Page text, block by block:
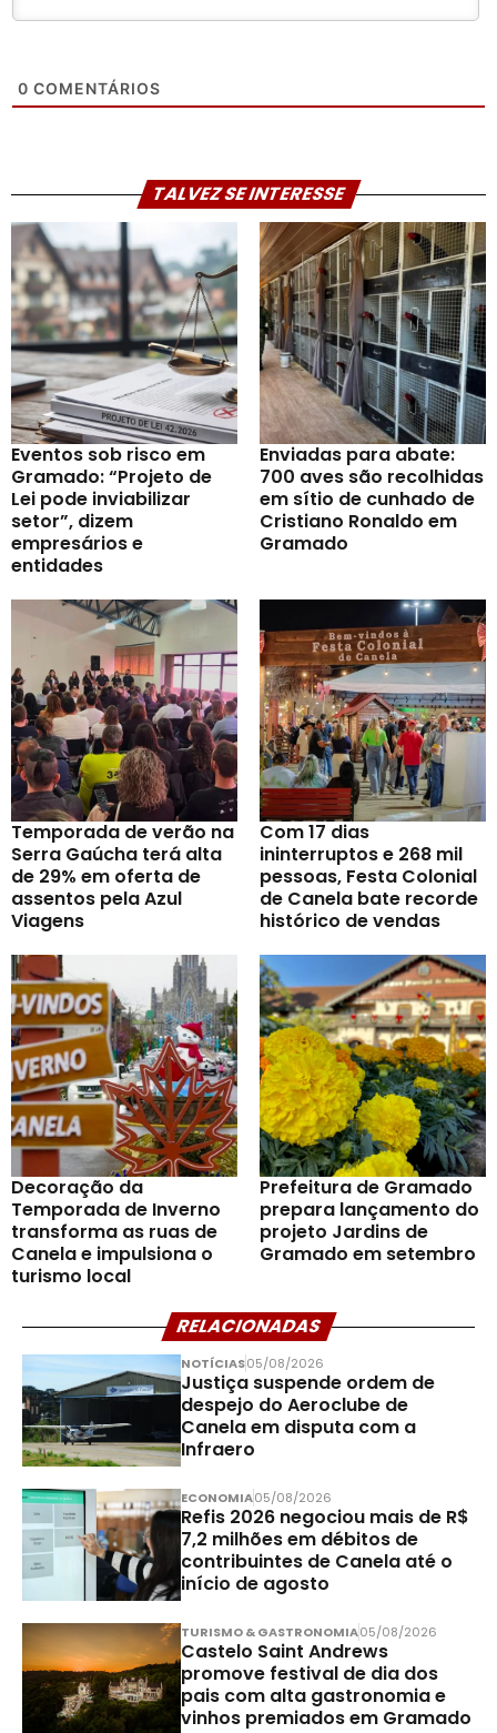
0 COMENTÁRIOS
TALVEZ SE INTERESSE
Eventos sob risco em
Gramado: “Projeto de
Lei pode inviabilizar
setor”, dizem
empresários e
entidades
Enviadas para abate:
700 aves são recolhidas
em sítio de cunhado de
Cristiano Ronaldo em
Gramado
Temporada de verão na
Serra Gaúcha terá alta
de 29% em oferta de
assentos pela Azul
Viagens
Com 17 dias
ininterruptos e 268 mil
pessoas, Festa Colonial
de Canela bate recorde
histórico de vendas
Decoração da
Temporada de Inverno
transforma as ruas de
Canela e impulsiona o
turismo local
Prefeitura de Gramado
prepara lançamento do
projeto Jardins de
Gramado em setembro
RELACIONADAS
NOTÍCIAS05/08/2026
Justiça suspende ordem de
despejo do Aeroclube de
Canela em disputa com a
Infraero
ECONOMIA05/08/2026
Refis 2026 negociou mais de R$
7,2 milhões em débitos de
contribuintes de Canela até o
início de agosto
TURISMO & GASTRONOMIA05/08/2026
Castelo Saint Andrews
promove festival de dia dos
pais com alta gastronomia e
vinhos premiados em Gramado